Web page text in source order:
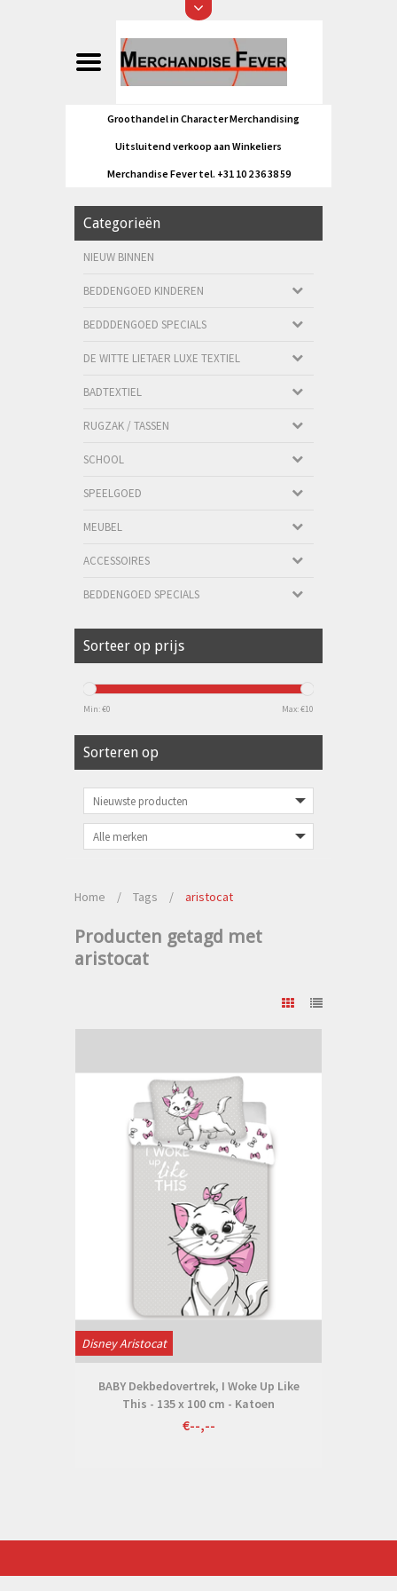
Groothandel in Character Merchandising
Uitsluitend verkoop aan Winkeliers
Merchandise Fever tel. +31 10 2 36 38 59
Categorieën
NIEUW BINNEN
BEDDENGOED KINDEREN
BEDDDENGOED SPECIALS
DE WITTE LIETAER LUXE TEXTIEL
BADTEXTIEL
RUGZAK / TASSEN
SCHOOL
SPEELGOED
MEUBEL
ACCESSOIRES
BEDDENGOED SPECIALS
Sorteer op prijs
Min: €0 Max: €10
Sorteren op
Home / Tags / aristocat
Producten getagd met
aristocat
Disney Aristocat
BABY Dekbedovertrek, I Woke Up Like
This - 135 x 100 cm - Katoen
€--,--